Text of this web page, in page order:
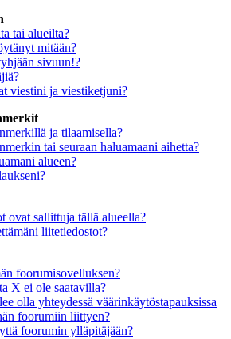
tai alueilta?
mitään?
sivuun!?
viestini ja viestiketjuni?
ja tilaamisella?
tai seuraan haluamaani aihetta?
alueen?
ovat sallittuja tällä alueella?
liitetiedostot?
foorumisovelluksen?
X ei ole saatavilla?
olla yhteydessä väärinkäytöstapauksissa
foorumiin liittyen?
foorumin ylläpitäjään?